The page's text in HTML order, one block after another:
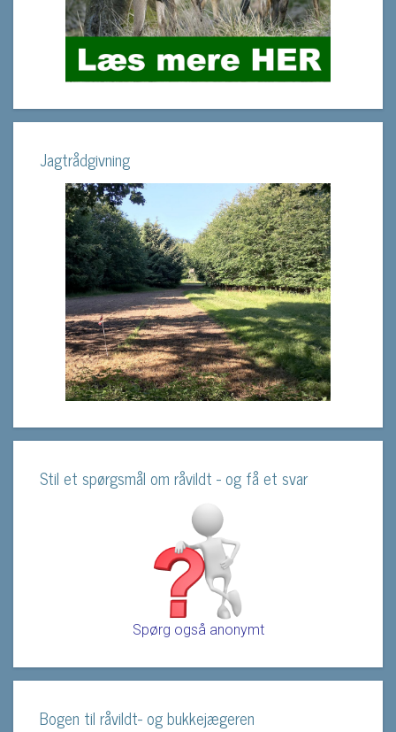
Jagtrådgivning
Stil et spørgsmål om råvildt - og få et svar
Spørg også anonymt
Bogen til råvildt- og bukkejægeren